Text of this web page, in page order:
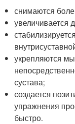
снимаются
увеличивается
укрепляются
сустава;
создается
упражнения
быстро.